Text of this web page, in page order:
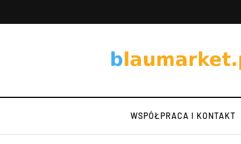
WSPÓŁPRACA I KONTAKT